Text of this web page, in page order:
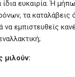
ευκαιρία. Ή
τα καταλάβεις
να εμπιστευθείς
μιλούν: